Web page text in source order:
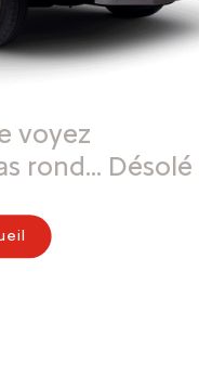
voyez
rond… Désolé